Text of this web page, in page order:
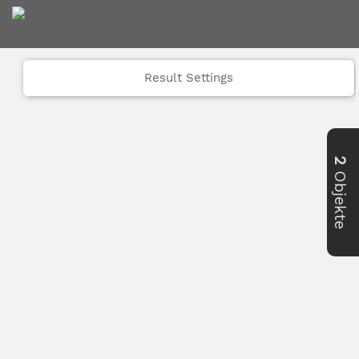
Result Settings
2
Objekte